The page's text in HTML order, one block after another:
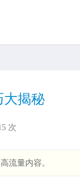
大揭秘
次
流量内容。